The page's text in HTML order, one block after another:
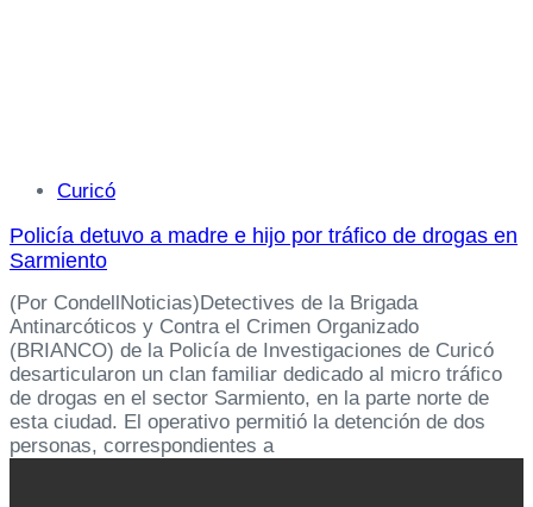
Tags Curicó
Policía detuvo a madre e hijo por tráfico de drogas en
Sarmiento
(Por CondellNoticias)Detectives de la Brigada
Antinarcóticos y Contra el Crimen Organizado
(BRIANCO) de la Policía de Investigaciones de Curicó
desarticularon un clan familiar dedicado al micro tráfico
de drogas en el sector Sarmiento, en la parte norte de
esta ciudad. El operativo permitió la detención de dos
personas, correspondientes a